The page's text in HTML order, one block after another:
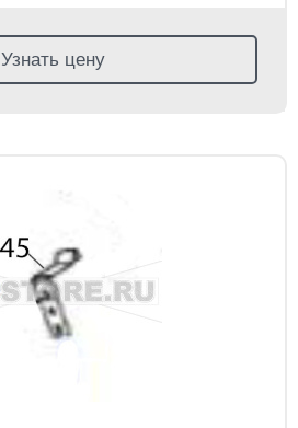
Узнать цену